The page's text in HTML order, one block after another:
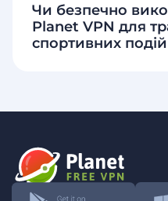
Чи безпечно
Planet VPN для
спортивних